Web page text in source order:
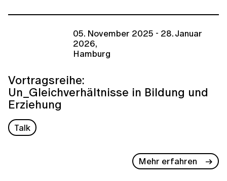
05. November 2025 - 28. Januar
2026,
Hamburg
Vortragsreihe:
Un_Gleichverhältnisse in Bildung und
Erziehung
Talk
Mehr erfahren